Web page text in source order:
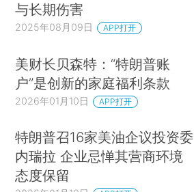
与长期伤害
2025年08月09日 APP打开
美财长贝森特：“特朗普账
户”是创新的家庭福利条款
2026年01月10日 APP打开
特朗普召16家美油企议投资委
内瑞拉 企业忌惮其营商环境
态度保留